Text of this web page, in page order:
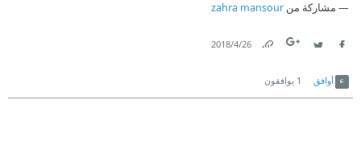
مشاركة من zahra mansour
26‏/4‏/2018
أوافق 1 يوافقون